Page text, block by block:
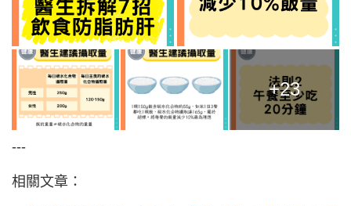
+23
---
相關文章：